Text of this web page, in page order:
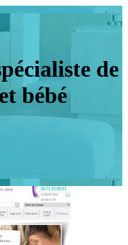
de
bébé